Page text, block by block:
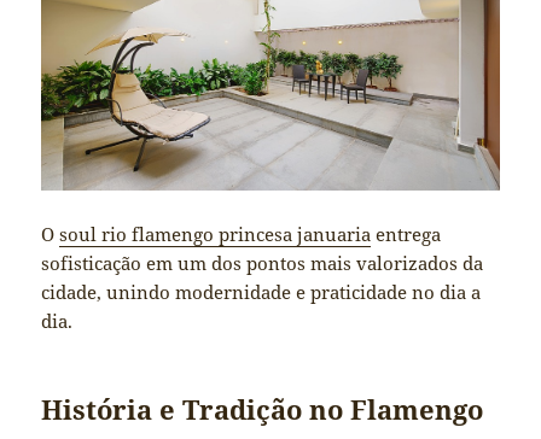
Osoul rio flamengo princesa januaria entrega
sofisticação em um dos pontos mais valorizados da
cidade, unindo modernidade e praticidade no dia a
dia.
História e Tradição no Flamengo